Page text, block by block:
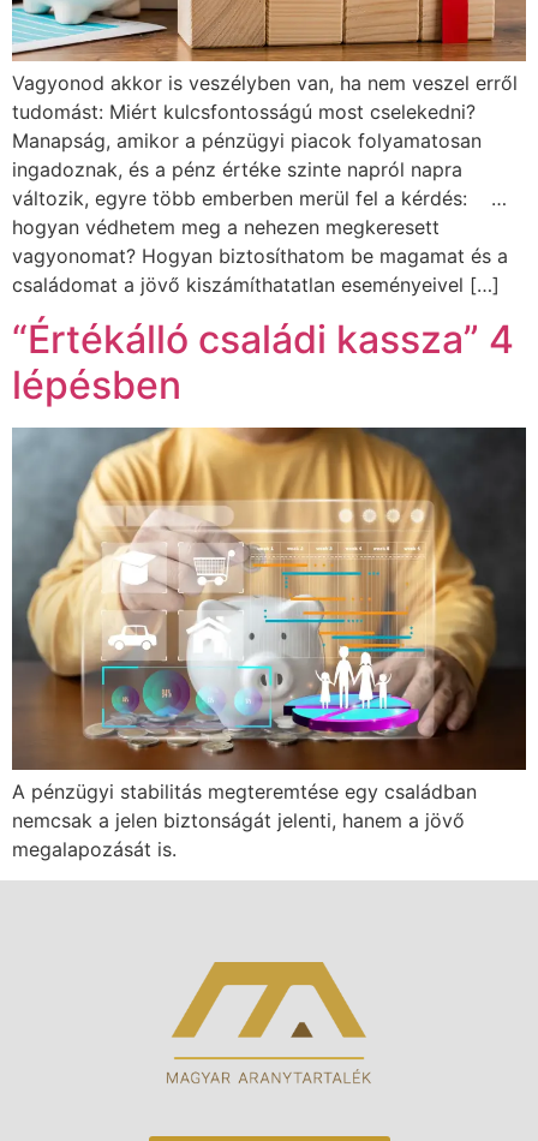
Vagyonod akkor is veszélyben van, ha nem veszel erről
tudomást: Miért kulcsfontosságú most cselekedni?
Manapság, amikor a pénzügyi piacok folyamatosan
ingadoznak, és a pénz értéke szinte napról napra
változik, egyre több emberben merül fel a kérdés: …
hogyan védhetem meg a nehezen megkeresett
vagyonomat? Hogyan biztosíthatom be magamat és a
családomat a jövő kiszámíthatatlan eseményeivel […]
“Értékálló családi kassza” 4
lépésben
A pénzügyi stabilitás megteremtése egy családban
nemcsak a jelen biztonságát jelenti, hanem a jövő
megalapozását is.